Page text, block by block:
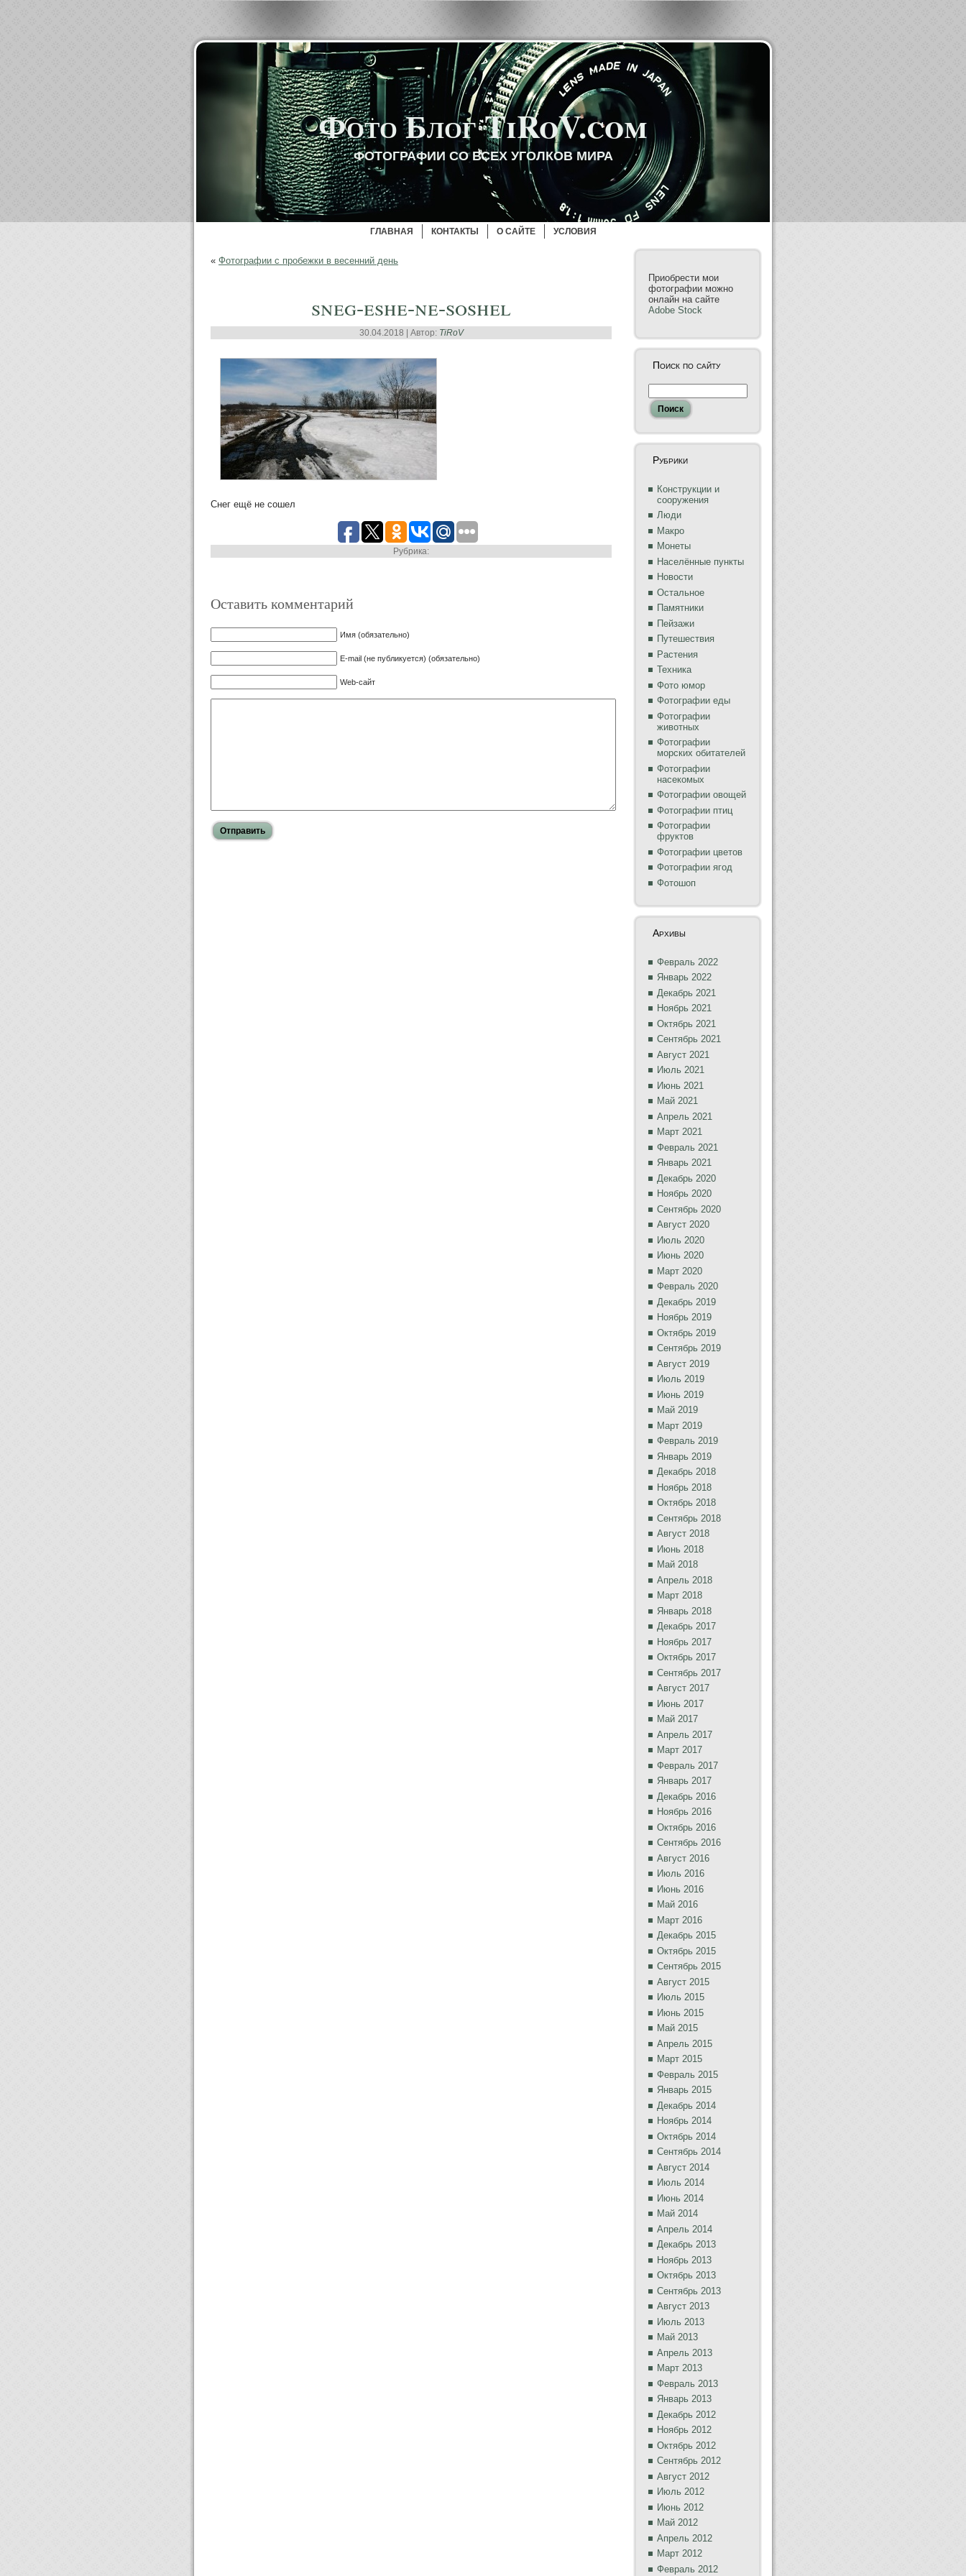
Фото Блог TiRoV.com
ФОТОГРАФИИ СО ВСЕХ УГОЛКОВ МИРА
ГЛАВНАЯ КОНТАКТЫ О САЙТЕ УСЛОВИЯ
« Фотографии с пробежки в весенний день
sneg-eshe-ne-soshel
30.04.2018 | Автор: TiRoV
Снег ещё не сошел
Рубрика:
Оставить комментарий
Имя (обязательно)
E-mail (не публикуется) (обязательно)
Web-сайт
Приобрести мои
фотографии можно
онлайн на сайте
Adobe Stock
Поиск по сайту
Рубрики
Конструкции и
сооружения
Люди
Макро
Монеты
Населённые пункты
Новости
Остальное
Памятники
Пейзажи
Путешествия
Растения
Техника
Фото юмор
Фотографии еды
Фотографии
животных
Фотографии
морских обитателей
Фотографии
насекомых
Фотографии овощей
Фотографии птиц
Фотографии
фруктов
Фотографии цветов
Фотографии ягод
Фотошоп
Архивы
Февраль 2022
Январь 2022
Декабрь 2021
Ноябрь 2021
Октябрь 2021
Сентябрь 2021
Август 2021
Июль 2021
Июнь 2021
Май 2021
Апрель 2021
Март 2021
Февраль 2021
Январь 2021
Декабрь 2020
Ноябрь 2020
Сентябрь 2020
Август 2020
Июль 2020
Июнь 2020
Март 2020
Февраль 2020
Декабрь 2019
Ноябрь 2019
Октябрь 2019
Сентябрь 2019
Август 2019
Июль 2019
Июнь 2019
Май 2019
Март 2019
Февраль 2019
Январь 2019
Декабрь 2018
Ноябрь 2018
Октябрь 2018
Сентябрь 2018
Август 2018
Июнь 2018
Май 2018
Апрель 2018
Март 2018
Январь 2018
Декабрь 2017
Ноябрь 2017
Октябрь 2017
Сентябрь 2017
Август 2017
Июнь 2017
Май 2017
Апрель 2017
Март 2017
Февраль 2017
Январь 2017
Декабрь 2016
Ноябрь 2016
Октябрь 2016
Сентябрь 2016
Август 2016
Июль 2016
Июнь 2016
Май 2016
Март 2016
Декабрь 2015
Октябрь 2015
Сентябрь 2015
Август 2015
Июль 2015
Июнь 2015
Май 2015
Апрель 2015
Март 2015
Февраль 2015
Январь 2015
Декабрь 2014
Ноябрь 2014
Октябрь 2014
Сентябрь 2014
Август 2014
Июль 2014
Июнь 2014
Май 2014
Апрель 2014
Декабрь 2013
Ноябрь 2013
Октябрь 2013
Сентябрь 2013
Август 2013
Июль 2013
Май 2013
Апрель 2013
Март 2013
Февраль 2013
Январь 2013
Декабрь 2012
Ноябрь 2012
Октябрь 2012
Сентябрь 2012
Август 2012
Июль 2012
Июнь 2012
Май 2012
Апрель 2012
Март 2012
Февраль 2012